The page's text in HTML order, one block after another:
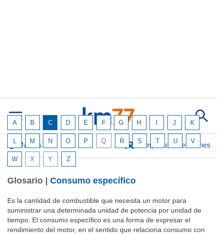
Marcas Comparador de coches
A B C D E F G H J K
L M N O P Q R S T U V
W X Y Z
Glosario | Consumo específico
Es la cantidad de combustible que necesita un motor para
suministrar una determinada unidad de potencia por unidad de
tiempo. El consumo específico es una forma de expresar el
rendimiento del motor, en el sentido que relaciona consumo con